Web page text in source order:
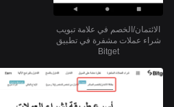
الائتمان/الخصم في علامة تبويب
شراء عملات مشفرة في تطبيق
Bitget